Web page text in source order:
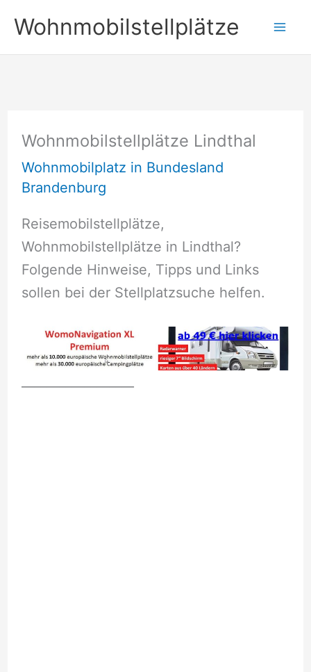
Inhalt
springen
Wohnmobilstellplätze
Wohnmobilstellplätze Lindthal
Wohnmobilplatz in Bundesland
Brandenburg
Reisemobilstellplätze,
Wohnmobilstellplätze in Lindthal?
Folgende Hinweise, Tipps und Links
sollen bei der Stellplatzsuche helfen.